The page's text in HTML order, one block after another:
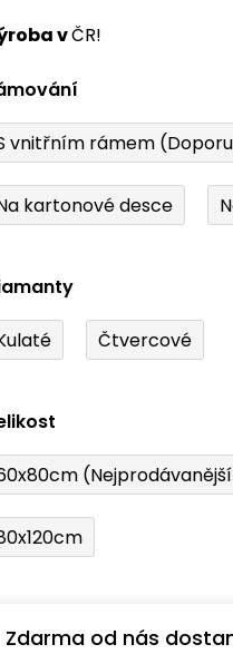
vČR!
vnitřním rámem
kartonové desce
Čtvercové
Zdarma od nás